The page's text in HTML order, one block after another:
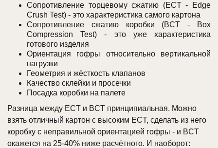
Сопротивление торцевому сжатию (ECT - Edge
Crush Test) - это характеристика самого картона
Сопротивление сжатию коробки (BCT - Box
Compression Test) - это уже характеристика
готового изделия
Ориентация гофры относительно вертикальной
нагрузки
Геометрия и жёсткость клапанов
Качество склейки и просечки
Посадка коробки на палете
Разница между ECT и BCT принципиальная. Можно
взять отличный картон с высоким ECT, сделать из него
коробку с неправильной ориентацией гофры - и BCT
окажется на 25-40% ниже расчётного. И наоборот: